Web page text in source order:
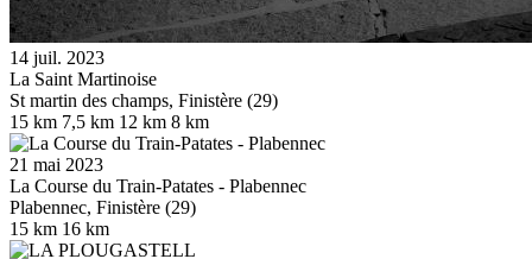
14 juil. 2023
La Saint Martinoise
St martin des champs, Finistère (29)
15 km 7,5 km 12 km 8 km
21 mai 2023
La Course du Train-Patates - Plabennec
Plabennec, Finistère (29)
15 km 16 km